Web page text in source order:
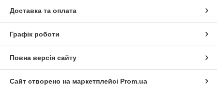
Доставка та оплата
Графік роботи
Повна версія сайту
Сайт створено на маркетплейсі Prom.ua